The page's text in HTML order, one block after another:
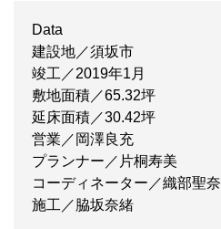
Data
建設地／須坂市
竣工／2019年1月
敷地面積／65.32坪
延床面積／30.42坪
営業／岡澤良充
プランナー／片桐寿美
コーディネーター／織部聖奈
施工／脇坂奈緒